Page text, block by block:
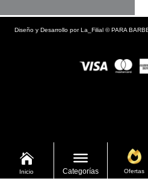
Diseño y Desarrollo porLa_Filial ©PARA

Inicio Categorías Ofertas